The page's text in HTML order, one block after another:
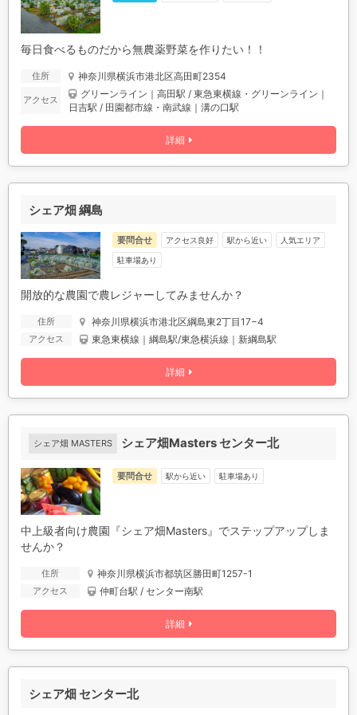
詳細
毎日食べるものだから無農薬野菜を作りたい！！
住所 神奈川県横浜市港北区高田町2354
アクセス グリーンライン｜高田駅 / 東急東横線・グリーンライン｜
日吉駅 / 田園都市線・南武線｜溝の口駅
シェア畑 綱島
詳細
要問合せ アクセス良好 駅から近い 人気エリア
駐車場あり
開放的な農園で農レジャーしてみませんか？
住所 神奈川県横浜市港北区綱島東2丁目17−4
アクセス 東急東横線｜綱島駅/東急横浜線｜新綱島駅
シェア畑 MASTERS シェア畑Masters センター北
詳細
要問合せ 駅から近い 駐車場あり
中上級者向け農園『シェア畑Masters』でステップアップしま
せんか？
住所 神奈川県横浜市都筑区勝田町1257-1
アクセス 仲町台駅 / センター南駅
シェア畑 センター北